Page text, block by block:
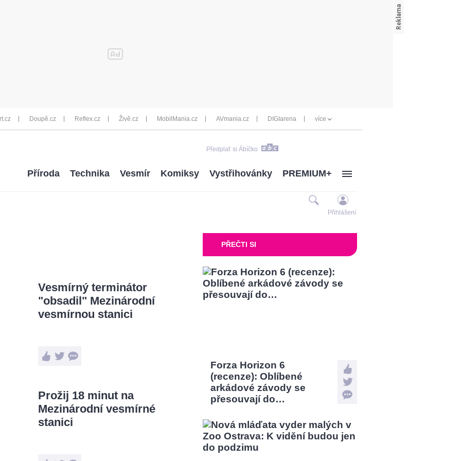
Doupě.cz Reflex.cz Živě.cz MobilMania.cz AVmania.cz DIGIarena více
Předplať si Ábíčko
Příroda Technika Vesmír Komiksy Vystřihovánky PREMIUM+
Přihlášení
Vesmírný terminátor
"obsadil" Mezinárodní
vesmírnou stanici
Prožij 18 minut na
Mezinárodní vesmírné
stanici
PŘEČTI SI
Forza Horizon 6
(recenze): Oblíbené
arkádové závody se
přesouvají do…